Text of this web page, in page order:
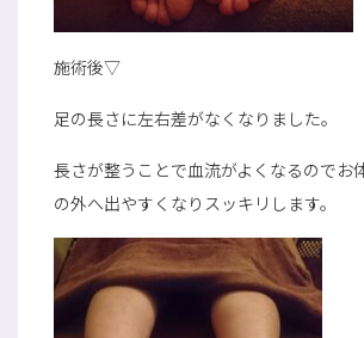
施術後▽
足の長さに左右差がなくなりました。
長さが整うことで血流がよくなるのでお
の外へ出やすくなりスッキリします。